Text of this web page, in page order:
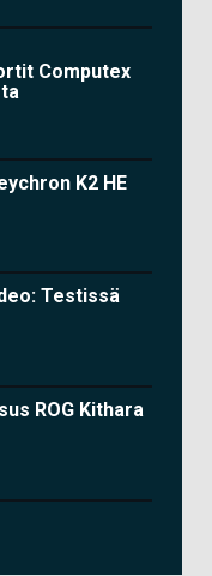
Computex
K2 HE
Testissä
ROG Kithara